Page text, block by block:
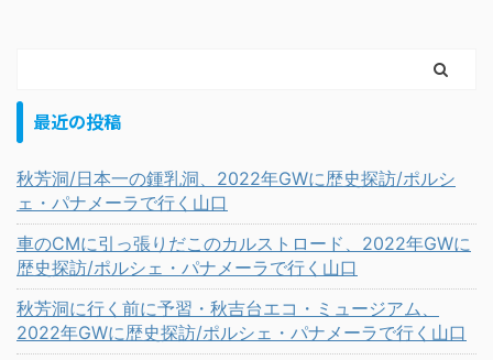
最近の投稿
秋芳洞/日本一の鍾乳洞、2022年GWに歴史探訪/ポルシ
ェ・パナメーラで行く山口
車のCMに引っ張りだこのカルストロード、2022年GWに
歴史探訪/ポルシェ・パナメーラで行く山口
秋芳洞に行く前に予習・秋吉台エコ・ミュージアム、
2022年GWに歴史探訪/ポルシェ・パナメーラで行く山口